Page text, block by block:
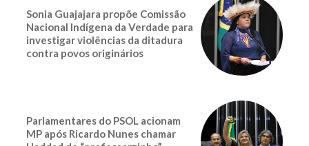
Sonia Guajajara propõe Comissão
Nacional Indígena da Verdade para
investigar violências da ditadura
contra povos originários
Parlamentares do PSOL acionam
MP após Ricardo Nunes chamar